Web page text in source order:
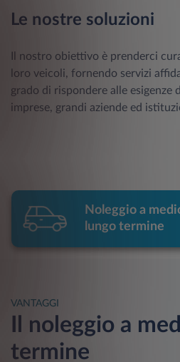
Le nostre soluzioni
Il nostro obiettivo è prenderci
loro veicoli, fornendo servizi
grado di rispondere alle esigenze
imprese, grandi aziende ed
Noleggio a
lungo termine
VANTAGGI
Il noleggio a
termine